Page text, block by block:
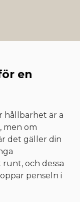
en
hållbarhet är a
men om
det gäller din
och dessa
penseln i